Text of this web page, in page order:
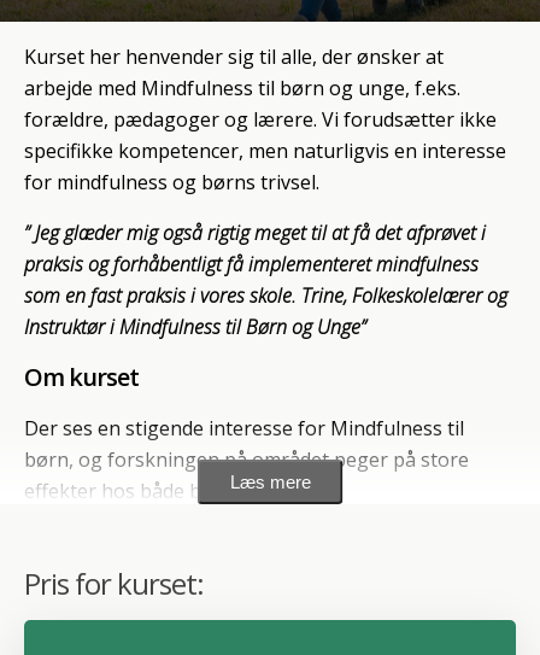
Kurset her henvender sig til alle, der ønsker at
arbejde med Mindfulness til børn og unge, f.eks.
forældre, pædagoger og lærere. Vi forudsætter ikke
specifikke kompetencer, men naturligvis en interesse
for mindfulness og børns trivsel.
” Jeg glæder mig også rigtig meget til at få det afprøvet i
praksis og forhåbentligt få implementeret mindfulness
som en fast praksis i vores skole. Trine, Folkeskolelærer og
Instruktør i Mindfulness til Børn og Unge”
Om kurset
Der ses en stigende interesse for Mindfulness til
børn, og forskningen på området peger på store
effekter hos både børn og unge.
undervisning, og fokus vil være på din rolle som
Læs mere
Pris for kurset: